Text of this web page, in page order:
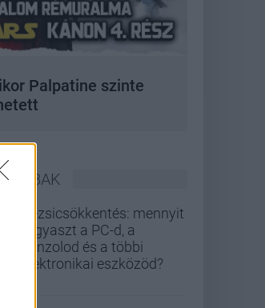
Palpatine szinte
Rezsicsökkentés: mennyit
fogyaszt a PC-d, a
konzolod és a többi
elektronikai eszközöd?